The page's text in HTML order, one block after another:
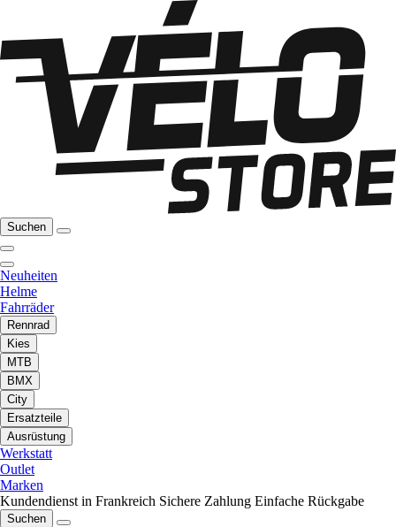
Suchen
Neuheiten
Helme
Fahrräder
Rennrad
Kies
MTB
BMX
City
Ersatzteile
Ausrüstung
Werkstatt
Outlet
Marken
Kundendienst in Frankreich Sichere Zahlung Einfache Rückgabe
Suchen